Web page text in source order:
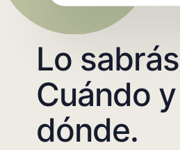
Lo
Cuándo y
dónde.